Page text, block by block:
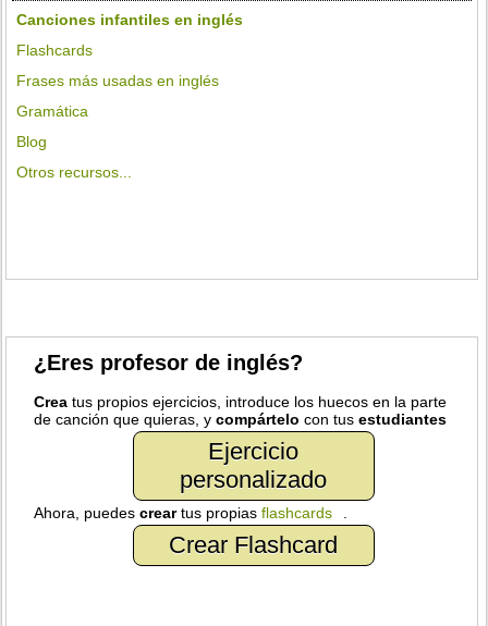
Canciones infantiles en inglés
Flashcards
Frases más usadas en inglés
Gramática
Blog
Otros recursos...
¿Eres profesor de inglés?
Crea tus propios ejercicios, introduce los huecos en la parte
de canción que quieras, ycompártelo con tusestudiantes
Ejercicio
personalizado
Ahora, puedescreartus propiasflashcards
Crear Flashcard